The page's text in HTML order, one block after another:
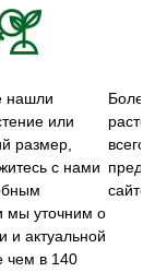
нашли
или
размер,
с нами
мы уточним о
и актуальной
чем в 140
Более
всего
сайте.